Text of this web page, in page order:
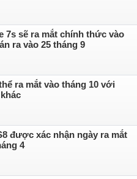
7s sẽ ra mắt chính thức vào
ra vào 25 tháng 9
ra mắt vào tháng 10 với
được xác nhận ngày ra mắt
4